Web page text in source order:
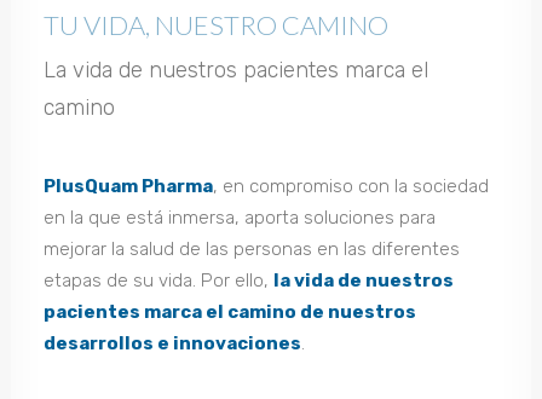
TU VIDA, NUESTRO CAMINO
La vida de nuestros pacientes marca el
camino
PlusQuam Pharma, en compromiso con la sociedad
en la que está inmersa, aporta soluciones para
mejorar la salud de las personas en las diferentes
etapas de su vida. Por ello, la vida de nuestros
pacientes marca el camino de nuestros
desarrollos e innovaciones.